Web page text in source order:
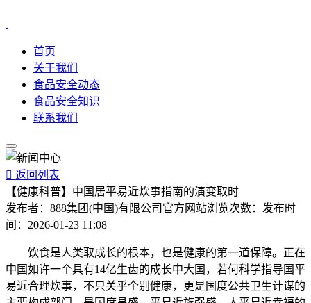
首页
关于我们
食品安全动态
食品安全知识
联系我们
 返回列表
【健康科普】中国居平易近炊事指南的演变取时
发布者： 888集团(中国)有限公司官方网站浏览次数： 发布时
间： 2026-01-23 11:08
饮食是人类取成长的根本，也是健康的第一道保障。正在
中国如许一个具有14亿生齿的成长中大国，若何科学指导国平
易近合理炊事，不只关乎个别健康，更是国度公共卫生计谋的